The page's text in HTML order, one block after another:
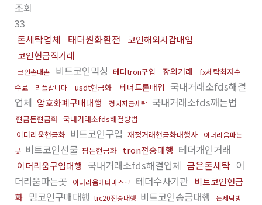
조회
33
돈세탁업체
태더원화환전
코인해외지갑매입
코인현금직거래
코인손대손 비트코인믹싱 테더tron구입 장외거래
fx세탁최저수
수료
리플삽니다 usdt현금화 테더트론매입 국내거래소fds해결
업체 암호화폐구매대행 정치자금세탁 국내거래소fds깨는법
현금돈현금화 국내거래소fds해결방법
이더리움현금화 비트코인구입 재정거래현금화대행사
이더리움파는
곳 비트코인선물 핑돈현금화 tron전송대행 테더개인거래
이더리움구입대행 국내거래소fds해결업체 금은돈세탁 이
더리움파는곳
이더리움메타마스크 테더수사기관 비트코인현금
화 밈코인구매대행 trc20전송대행 비트코인송금대행
돈세탁방